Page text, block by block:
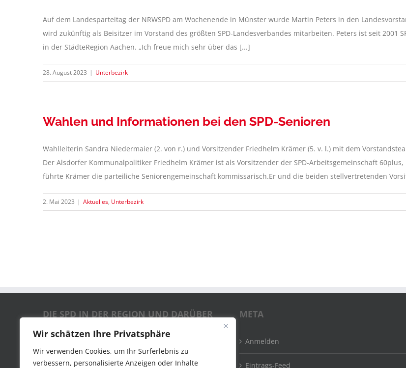
Wir schätzen Ihre Privatsphäre
Wir verwenden Cookies, um Ihr Surferlebnis zu
verbessern, personalisierte Anzeigen oder Inhalte
Auf dem Landesparteitag der NRWSPD am Wochenende in Münster wurde Martin Peters in den
wird zukünftig als Beisitzer im Vorstand des größten SPD-Landesverbandes mitarbeiten. Peters ist seit 2001
in der StädteRegion Aachen. „Ich freue mich sehr über das [...]
28. August 2023 | Unterbezirk
Wahlen und Informationen bei den SPD-Senioren
Wahlleiterin Sandra Niedermaier (2. von r.) und Vorsitzender Friedhelm Krämer (5. v. l.) mit dem
Der Alsdorfer Kommunalpolitiker Friedhelm Krämer ist als Vorsitzender der SPD-Arbeitsgemeinschaft
führte Krämer die parteiliche Seniorengemeinschaft kommissarisch.Er und die beiden stellvertretenden
2. Mai 2023 | Aktuelles, Unterbezirk
DIE SPD IN DER REGION UND DARÜBER
HINAUS
SPD-Parteivorstand
META
Anmelden
Eintrags-Feed